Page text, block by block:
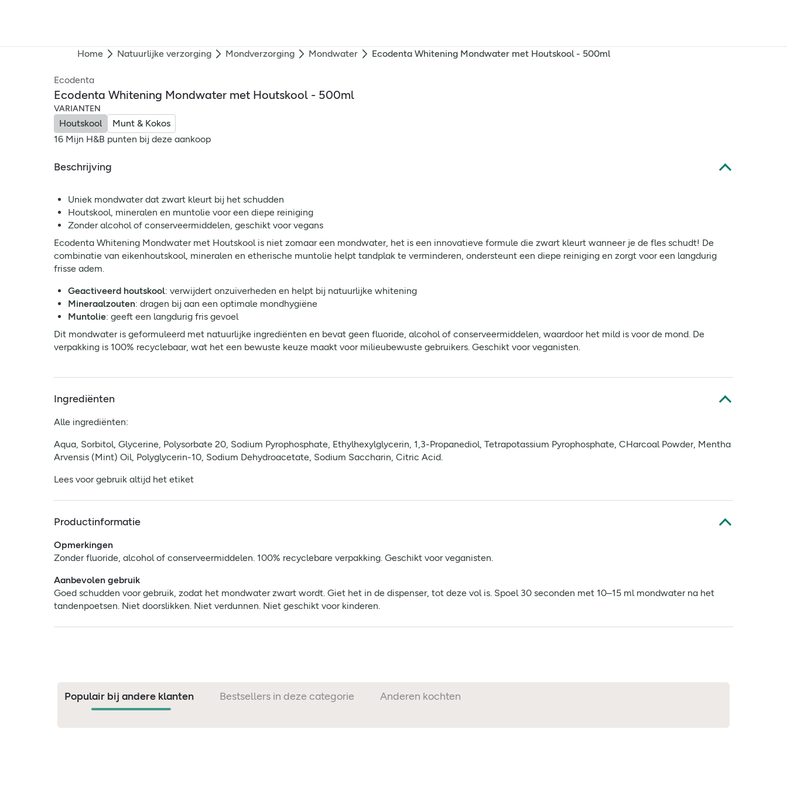
Home Natuurlijke verzorging Mondverzorging Mondwater Ecodenta Whitening Mondwater met Houtskool - 500ml
Ecodenta
Ecodenta Whitening Mondwater met Houtskool - 500ml
VARIANTEN
Houtskool
Munt & Kokos
16 Mijn H&B punten bij deze aankoop
Beschrijving
Uniek mondwater dat zwart kleurt bij het schudden
Houtskool, mineralen en muntolie voor een diepe reiniging
Zonder alcohol of conserveermiddelen, geschikt voor vegans
Ecodenta Whitening Mondwater met Houtskool is niet zomaar een mondwater, het is een innovatieve formule die zwart kleurt wanneer je de fles schudt! De
combinatie van eikenhoutskool, mineralen en etherische muntolie helpt tandplak te verminderen, ondersteunt een diepe reiniging en zorgt voor een langdurig
frisse adem.
Geactiveerd houtskool: verwijdert onzuiverheden en helpt bij natuurlijke whitening
Mineraalzouten: dragen bij aan een optimale mondhygiëne
Muntolie: geeft een langdurig fris gevoel
Dit mondwater is geformuleerd met natuurlijke ingrediënten en bevat geen fluoride, alcohol of conserveermiddelen, waardoor het mild is voor de mond. De
verpakking is 100% recyclebaar, wat het een bewuste keuze maakt voor milieubewuste gebruikers. Geschikt voor veganisten.
Ingrediënten
Alle ingrediënten:
Aqua, Sorbitol, Glycerine, Polysorbate 20, Sodium Pyrophosphate, Ethylhexylglycerin, 1,3-Propanediol, Tetrapotassium Pyrophosphate, CHarcoal Powder, Mentha
Arvensis (Mint) Oil, Polyglycerin-10, Sodium Dehydroacetate, Sodium Saccharin, Citric Acid.
Lees voor gebruik altijd het etiket
Productinformatie
Opmerkingen
Zonder fluoride, alcohol of conserveermiddelen. 100% recyclebare verpakking. Geschikt voor veganisten.
Aanbevolen gebruik
Goed schudden voor gebruik, zodat het mondwater zwart wordt. Giet het in de dispenser, tot deze vol is. Spoel 30 seconden met 10–15 ml mondwater na het
tandenpoetsen. Niet doorslikken. Niet verdunnen. Niet geschikt voor kinderen.
Populair bij andere klanten Bestsellers in deze categorie Anderen kochten ook